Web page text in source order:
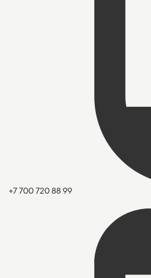
+7 700 720 88 99